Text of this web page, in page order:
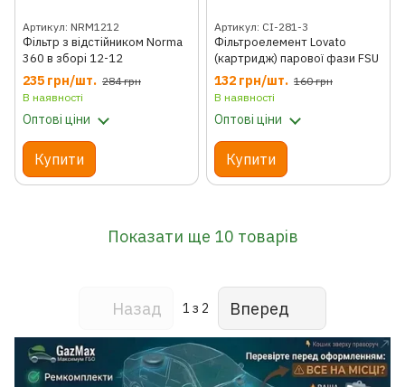
Артикул: NRM1212
Фільтр з відстійником Norma
360 в зборі 12-12
235 грн/шт. 284 грн
В наявності
Оптові ціни
Купити
Артикул: CI-281-3
Фільтроелемент Lovato
(картридж) парової фази FSU
132 грн/шт. 160 грн
В наявності
Оптові ціни
Купити
Показати ще 10 товарів
Назад 1 з 2 Вперед